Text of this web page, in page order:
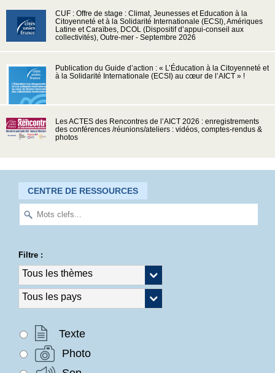
CUF : Offre de stage : Climat, Jeunesses et Education à la
Citoyenneté et à la Solidarité Internationale (ECSI), Amériques
Latine et Caraïbes, DCOL (Dispositif d’appui-conseil aux
collectivités), Outre-mer - Septembre 2026
Publication du Guide d’action : « L’Éducation à la Citoyenneté et
à la Solidarité Internationale (ECSI) au cœur de l’AICT » !
Les ACTES des Rencontres de l’AICT 2026 : enregistrements
des conférences /réunions/ateliers : vidéos, comptes-rendus &
photos
CENTRE DE RESSOURCES
Filtre :
Texte
Photo